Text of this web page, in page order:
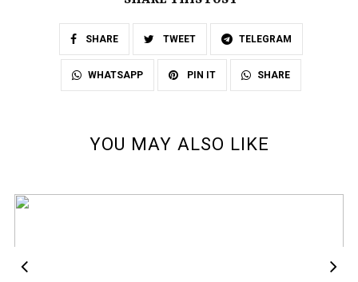
SHARE TWEET TELEGRAM
WHATSAPP PIN IT SHARE
YOU MAY ALSO LIKE